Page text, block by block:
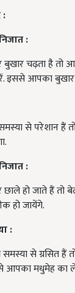
:
:
चढ़ता है तो
इससे आपका बुखार
से परेशान हैं
:
छाले हो जाते हैं
हो जायेंगे.
:
से ग्रसित हैं
मधुमेह का